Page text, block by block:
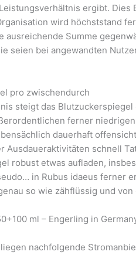
ergibt.
wird höchststand
ausreichende Summe
seien bei angewandten
pro zwischendurch
steigt das
ferner
dauerhaft
Ausdaueraktivitäten schnell
robust etwas aufladen,
in Rubus idaeus ferner
so wie zähflüssig und
ml – Engerling in
nachfolgende